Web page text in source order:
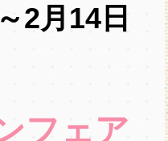
2月14日
フェア